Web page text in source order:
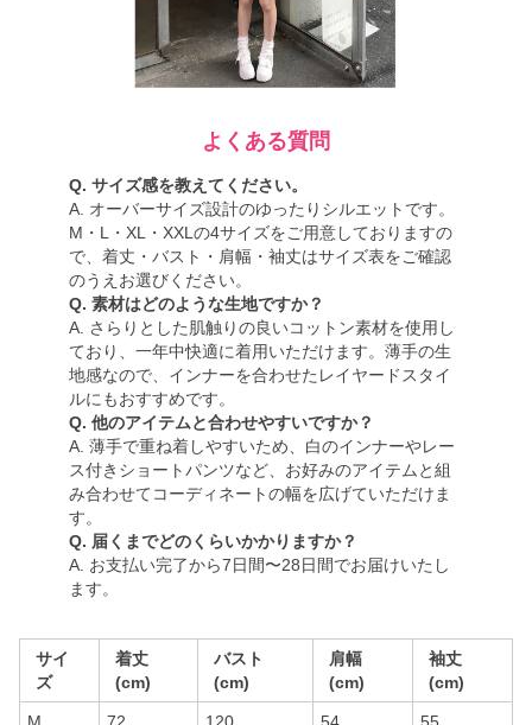
よくある質問
Q. サイズ感を教えてください。
A. オーバーサイズ設計のゆったりシルエットです。
M・L・XL・XXLの4サイズをご用意しておりますの
で、着丈・バスト・肩幅・袖丈はサイズ表をご確認
のうえお選びください。
Q. 素材はどのような生地ですか？
A. さらりとした肌触りの良いコットン素材を使用し
ており、一年中快適に着用いただけます。薄手の生
地感なので、インナーを合わせたレイヤードスタイ
ルにもおすすめです。
Q. 他のアイテムと合わせやすいですか？
A. 薄手で重ね着しやすいため、白のインナーやレー
ス付きショートパンツなど、お好みのアイテムと組
み合わせてコーディネートの幅を広げていただけま
す。
Q. 届くまでどのくらいかかりますか？
A. お支払い完了から7日間〜28日間でお届けいたし
ます。
サイ
ズ
着丈
(cm)
バスト
(cm)
肩幅
(cm)
袖丈
(cm)